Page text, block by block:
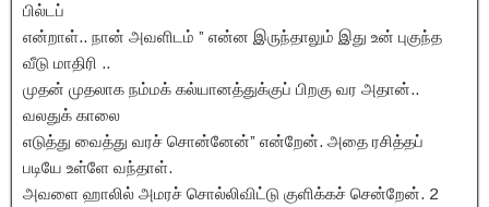
பில்டப்
என்றாள்.. நான் அவளிடம் ” என்ன இருந்தாலும் இது உன் புகுந்த
வீடு மாதிரி ..
முதன் முதலாக நம்மக் கல்யானத்துக்குப் பிறகு வர அதான்..
வலதுக் காலை
எடுத்து வைத்து வரச் சொன்னேன்” என்றேன். அதை ரசித்தப்
படியே உள்ளே வந்தாள்.
அவளை ஹாலில் அமரச் சொல்லிவிட்டு குளிக்கச் சென்றேன். 2